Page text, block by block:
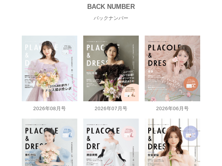
BACK NUMBER
バックナンバー
2026年08月号 2026年07月号 2026年06月号